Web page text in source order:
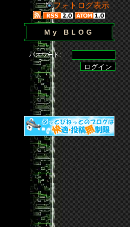
フォトログ表示
My BLOG
パスワード: